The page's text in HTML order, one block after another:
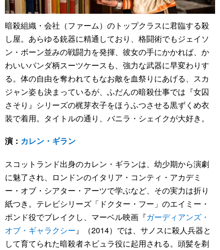
暗殺組織・会社（ファーム）のトップクラスに君臨する殺
し屋。あらゆる銃器に精通しており、格闘術でもジェイソ
ン・ボーン並みの戦闘力を発揮、彼女の手にかかれば、か
わいいパンダ柄スーツケースも、強力な武器に早変わりす
る。体の自由を奪われてもなお敵を血祭りにあげる、スカ
ジャン姿も決まっているが、ふだんの暗殺仕事では『女囚
さそり』シリーズの梶芽衣子をほうふつさせる黒ずくめ衣
装で着用。タイトルの通り、バニラ・シェイクが大好き。
演： カレン・ギラン
スコットランド出身のカレン・ギランは、幼少期から演劇
に魅了され、ロンドンのイタリア・コンティ・アカデミ
ー・オブ・シアター・アーツで学ぶなど、その実力は折り
紙つき。テレビシリーズ「ドクター・フー」のエイミー・
ポンド役でブレイクし、マーベル映画『ガーディアンズ・
オブ・ギャラクシー』（2014）では、サノスに殺人兵器と
して育てられた暗殺者ネビュラ役に起用される。頭髪を剃